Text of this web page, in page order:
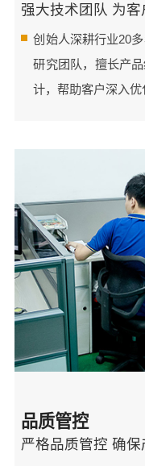
强大技术团队 为客
创始人深耕行业20
研究团队，擅长产
计，帮助客户深入优
品质管控
严格品质管控 确